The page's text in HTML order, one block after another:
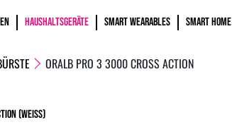
HAUSHALTSGERÄTE SMART WEARABLES SMART HOME
ORALB PRO 3 3000 CROSS ACTION
(weiss)